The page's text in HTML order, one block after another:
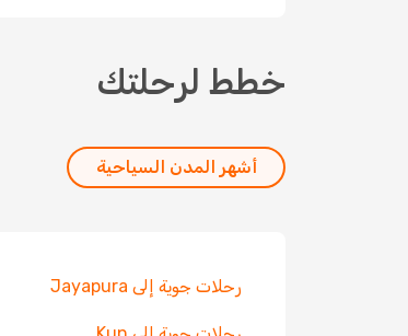
خطط لرحلتك
أشهر المدن السياحية
رحلات جوية إلى Jayapura